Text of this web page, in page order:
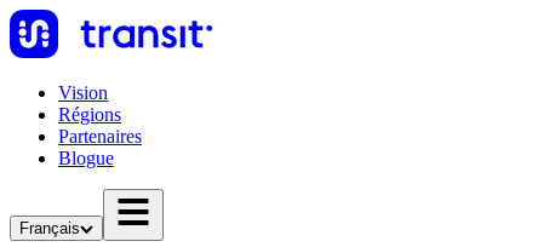
Vision
Régions
Partenaires
Blogue
Français